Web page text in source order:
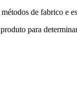
de fabrico e
para